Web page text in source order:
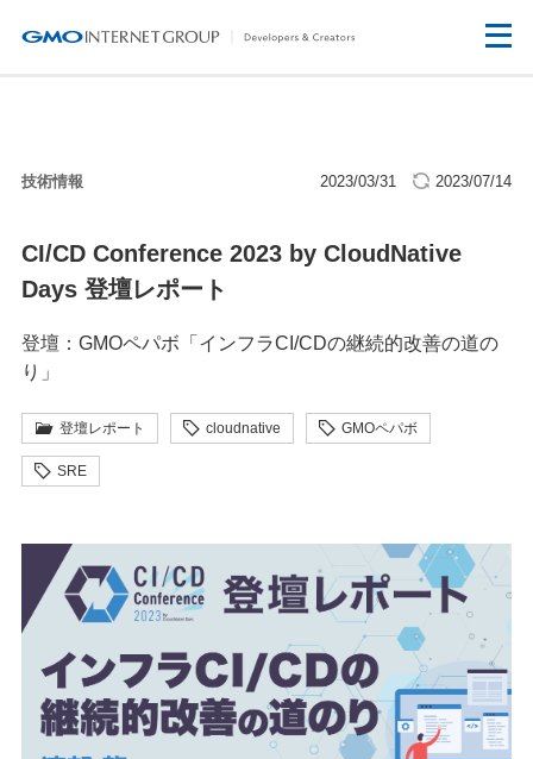
技術情報 2023/03/31 2023/07/14
CI/CD Conference 2023 by CloudNative
Days 登壇レポート
登壇：GMOペパボ「インフラCI/CDの継続的改善の道の
り」
登壇レポート cloudnative GMOペパボ
SRE